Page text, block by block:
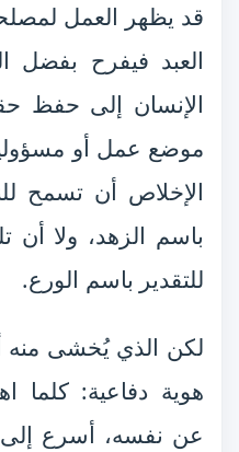
قد يظهر العمل
العبد فيفرح بفضل
الإنسان إلى حفظ
موضع عمل أو
الإخلاص أن تسمح
باسم الزهد، ولا أن
للتقدير باسم الورع.
لكن الذي يُخشى منه
هوية دفاعية: كلما
عن نفسه، أسرع